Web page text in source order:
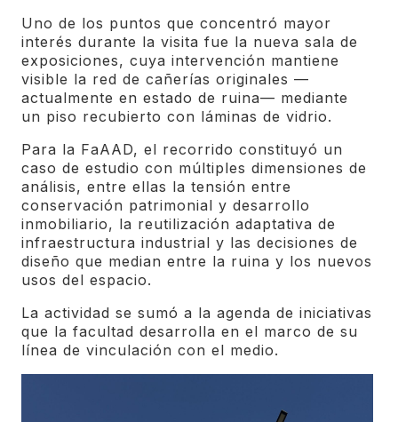
Uno de los puntos que concentró mayor
interés durante la visita fue la nueva sala de
exposiciones, cuya intervención mantiene
visible la red de cañerías originales —
actualmente en estado de ruina— mediante
un piso recubierto con láminas de vidrio.
Para la FaAAD, el recorrido constituyó un
caso de estudio con múltiples dimensiones de
análisis, entre ellas la tensión entre
conservación patrimonial y desarrollo
inmobiliario, la reutilización adaptativa de
infraestructura industrial y las decisiones de
diseño que median entre la ruina y los nuevos
usos del espacio.
La actividad se sumó a la agenda de iniciativas
que la facultad desarrolla en el marco de su
línea de vinculación con el medio.